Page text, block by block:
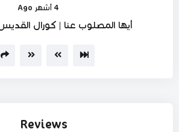
4 أشهر Ago
أيها المصلوب عنا | كورال
Reviews